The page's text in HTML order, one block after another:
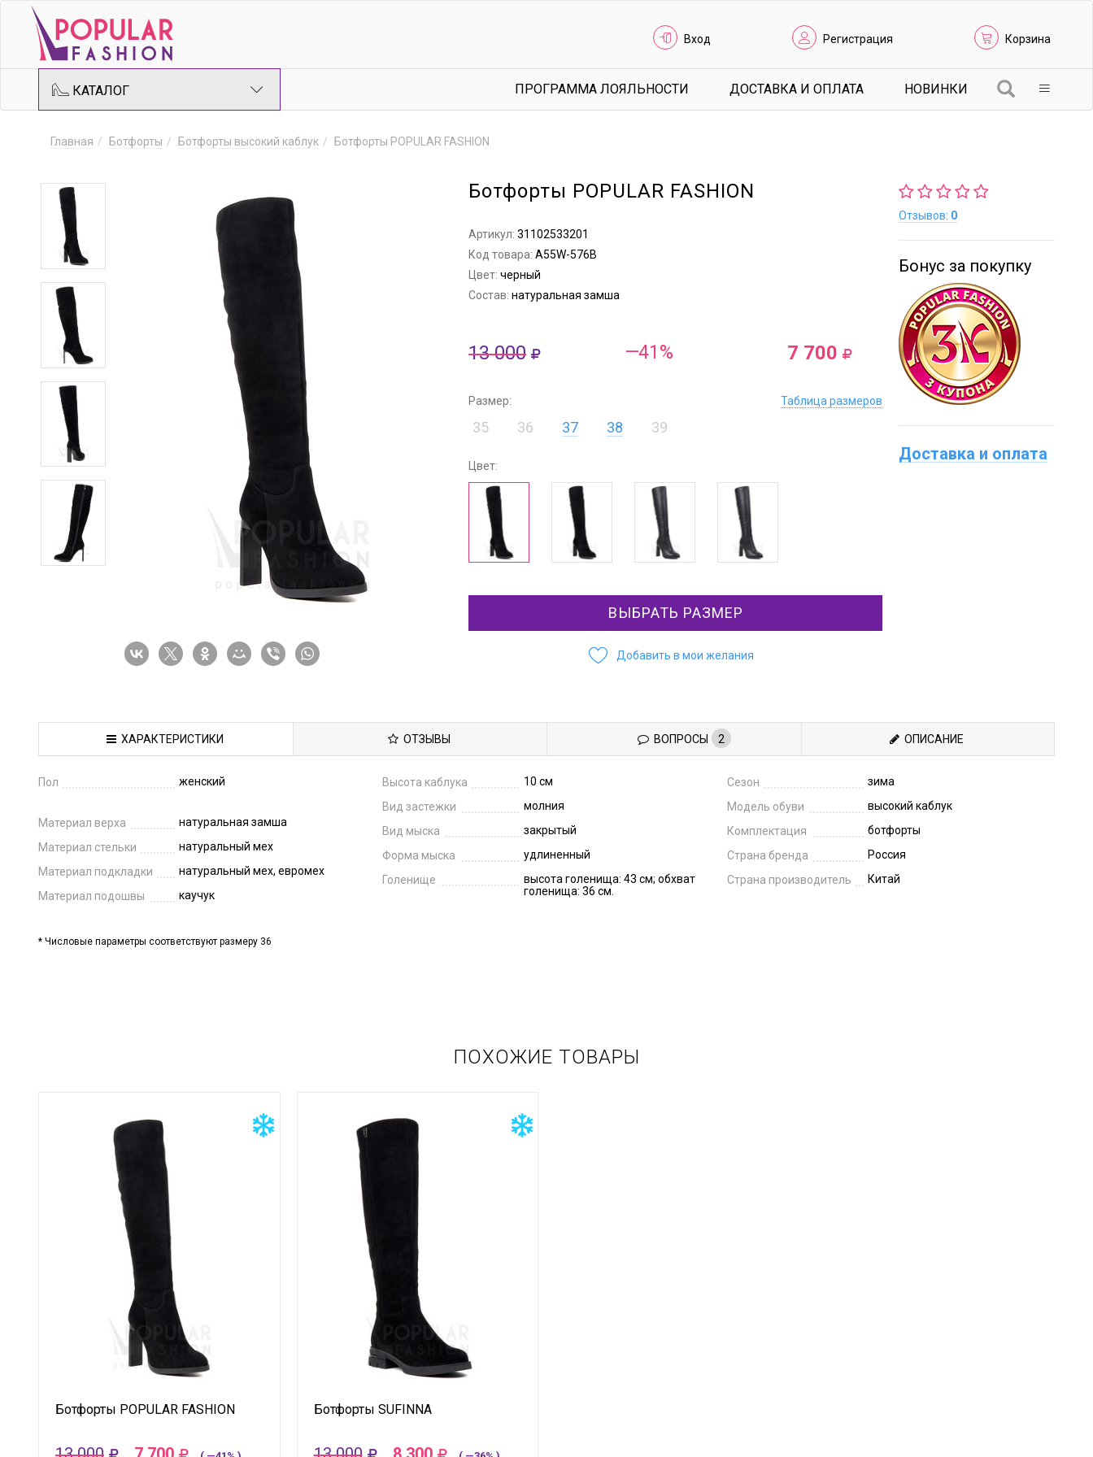
Вход Регистрация Корзина
КАТАЛОГ ПРОГРАММА ЛОЯЛЬНОСТИ ДОСТАВКА И ОПЛАТА НОВИНКИ
Главная Ботфорты Ботфорты высокий каблук Ботфорты POPULAR FASHION
Ботфорты POPULAR FASHION
Артикул:31102533201
Код товара:A55W-576B
Цвет:черный
Состав:натуральная замша
13 000 —41% 7 700
Размер: Таблица размеров
35 36 37 38 39
Цвет:
ВЫБРАТЬ РАЗМЕР
Добавить в мои желания
Отзывов: 0
Бонус за покупку
Доставка и оплата
ХАРАКТЕРИСТИКИ ОТЗЫВЫ ВОПРОСЫ 2 ОПИСАНИЕ
Пол женский
Материал верха
натуральная замша
Материал стельки
натуральный мех
Материал подкладки
натуральный мех, евромех
Материал подошвы
каучук
Высота каблука
10 см
Вид застежки
молния
Вид мыска
закрытый
Форма мыска
удлиненный
Голенище
высота голенища: 43 см; обхват
голенища: 36 см.
Сезон
зима
Модель обуви
высокий каблук
Комплектация
ботфорты
Страна бренда
Россия
Страна производитель
Китай
* Числовые параметры соответствуют размеру 36
ПОХОЖИЕ ТОВАРЫ
Ботфорты POPULAR FASHION Ботфорты SUFINNA